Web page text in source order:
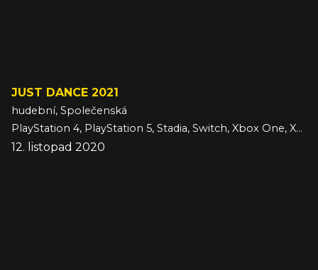
JUST DANCE 2021
hudební, Společenská
PlayStation 4, PlayStation 5, Stadia, Switch, Xbox One, Xbox Series
12. listopad 2020